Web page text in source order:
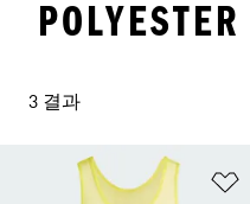
POLYESTER
3 결과